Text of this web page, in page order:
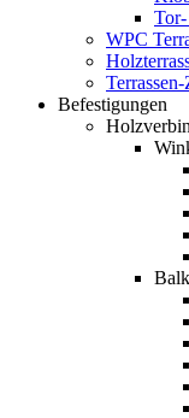
WPC
Befestigungen